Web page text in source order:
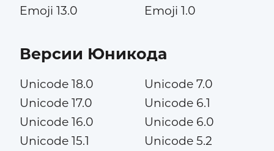
Emoji 13.0
Emoji 1.0
Версии Юникода
Unicode 18.0
Unicode 17.0
Unicode 16.0
Unicode 15.1
Unicode 7.0
Unicode 6.1
Unicode 6.0
Unicode 5.2